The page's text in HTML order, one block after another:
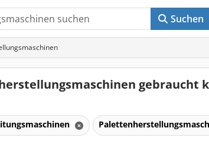
Suchen
gebraucht